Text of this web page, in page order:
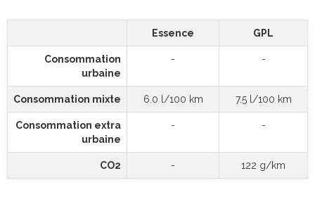
Essence GPL
Consommation
urbaine
- -
Consommation mixte 6.0 l/100 km 7.5 l/100 km
Consommation extra
urbaine
- -
CO2 - 122 g/km